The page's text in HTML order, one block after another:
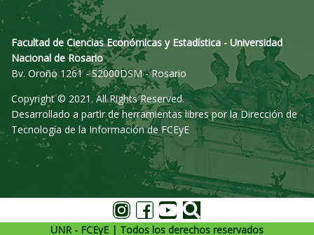
Facultad de Ciencias Económicas y Estadística - Universidad
Nacional de Rosario
Bv. Oroño 1261 - S2000DSM - Rosario
Copyright © 2021. All Rights Reserved.
Desarrollado a partir de herramientas libres por la Dirección de
Tecnología de la Información de FCEyE
UNR - FCEyE | Todos los derechos reservados